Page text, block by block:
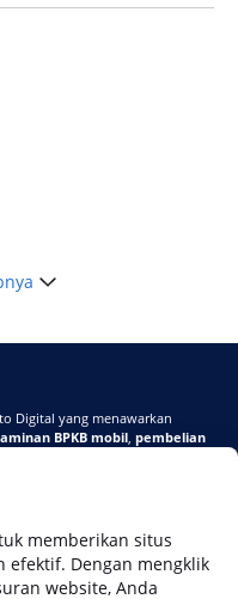
memberikan situs
efektif. Dengan mengklik
website, Anda
Peraturan
Digital yang menawarkan
BPKB mobil pembelian